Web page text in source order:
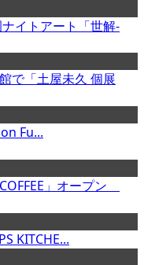
イトアート「世解-
で「土屋未久 個展
Fu...
」オープン
KITCHE...